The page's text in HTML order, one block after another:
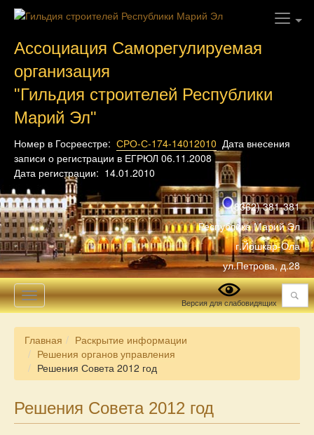
Ассоциация Саморегулируемая
организация
"Гильдия строителей Республики
Марий Эл"
Номер в Госреестре: СРО-С-174-14012010 Дата внесения
записи о регистрации в ЕГРЮЛ 06.11.2008
Дата регистрации: 14.01.2010
(8362) 381-381
Республика Марий Эл
г.Йошкар-Ола
ул.Петрова, д.28
Toggle
navigation
Версия для слабовидящих Поиск
Главная
Раскрытие информации
Решения органов управления
Решения Совета 2012 год
Решения Совета 2012 год